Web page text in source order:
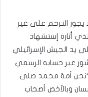
يجوز الترحم على غير
أثاره إستشهاد
يد الجيش الإسرائيلي
عبر حسابه الرسمي
“نحن أمة محمد صلى
وبالأخص أصحاب